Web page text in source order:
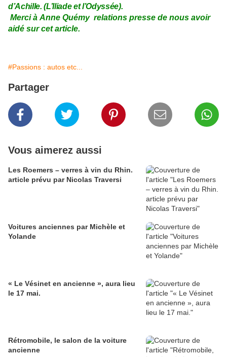
d’Achille. (L’Iliade et l’Odyssée).
Merci à Anne Quémy relations presse de nous avoir
aidé sur cet article.
#Passions : autos etc...
Partager
Vous aimerez aussi
Les Roemers – verres à vin du Rhin.
article prévu par Nicolas Traversi
Voitures anciennes par Michèle et
Yolande
« Le Vésinet en ancienne », aura lieu
le 17 mai.
Rétromobile, le salon de la voiture
ancienne